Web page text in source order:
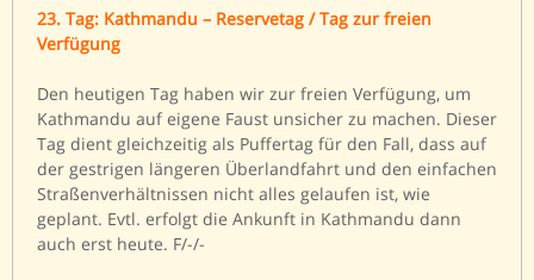
23. Tag: Kathmandu – Reservetag / Tag zur freien
Verfügung
Den heutigen Tag haben wir zur freien Verfügung, um
Kathmandu auf eigene Faust unsicher zu machen. Dieser
Tag dient gleichzeitig als Puffertag für den Fall, dass auf
der gestrigen längeren Überlandfahrt und den einfachen
Straßenverhältnissen nicht alles gelaufen ist, wie
geplant. Evtl. erfolgt die Ankunft in Kathmandu dann
auch erst heute. F/-/-